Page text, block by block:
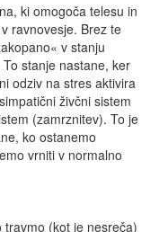
ki omogoča telesu in
ravnovesje. Brez te
v stanju
stanje nastane, ker
odziv na stres aktivira
živčni sistem
(zamrznitev). To je
ko ostanemo
vrniti v normalno
(kot je nesreča)